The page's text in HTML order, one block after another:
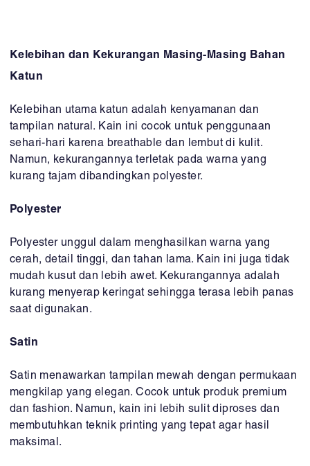
Kelebihan dan Kekurangan Masing-Masing Bahan
Katun
Kelebihan utama katun adalah kenyamanan dan
tampilan natural. Kain ini cocok untuk penggunaan
sehari-hari karena breathable dan lembut di kulit.
Namun, kekurangannya terletak pada warna yang
kurang tajam dibandingkan polyester.
Polyester
Polyester unggul dalam menghasilkan warna yang
cerah, detail tinggi, dan tahan lama. Kain ini juga tidak
mudah kusut dan lebih awet. Kekurangannya adalah
kurang menyerap keringat sehingga terasa lebih panas
saat digunakan.
Satin
Satin menawarkan tampilan mewah dengan permukaan
mengkilap yang elegan. Cocok untuk produk premium
dan fashion. Namun, kain ini lebih sulit diproses dan
membutuhkan teknik printing yang tepat agar hasil
maksimal.